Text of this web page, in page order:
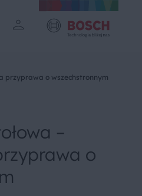
przyprawa o wszechstronnym
–
o